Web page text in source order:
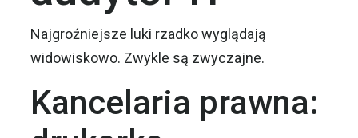
Najgroźniejsze luki rzadko wyglądają
widowiskowo. Zwykle są zwyczajne.
Kancelaria prawna: